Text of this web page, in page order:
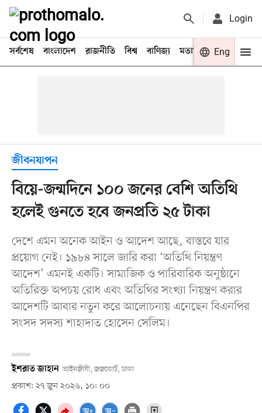
Login
সর্বশেষ বাংলাদেশ রাজনীতি বিশ্ব বাণিজ্য মতামত খেলা
Eng
জীবনযাপন
বিয়ে-জন্মদিনে ১০০ জনের বেশি অতিথি
হলেই গুনতে হবে জনপ্রতি ২৫ টাকা
দেশে এমন অনেক আইন ও আদেশ আছে, বাস্তবে যার
প্রয়োগ নেই। ১৯৮৪ সালে জারি করা ‘অতিথি নিয়ন্ত্রণ
আদেশ’ এমনই একটি। সামাজিক ও পারিবারিক অনুষ্ঠানে
অতিরিক্ত অপচয় রোধ এবং অতিথির সংখ্যা নিয়ন্ত্রণ করার
আদেশটি আবার নতুন করে আলোচনায় এনেছেন বিএনপির
সংসদ সদস্য শাহাদাত হোসেন সেলিম।
ইশরাত জাহান আইনজীবী, জজকোর্ট, ঢাকা
প্রকাশ: ২৭ জুন ২০২৬, ১০: ০০